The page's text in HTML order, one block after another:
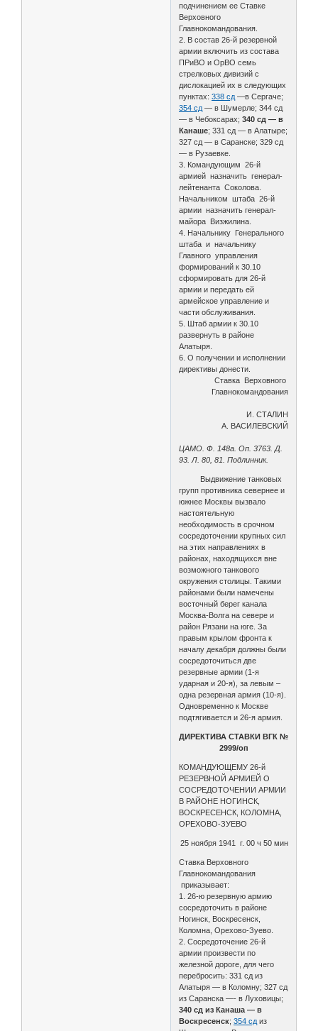
подчинением ее Ставке
Верховного
Главнокомандования.
2. В состав 26-й резервной
армии включить из состава
ПРиВО и ОрВО семь
стрелковых дивизий с
дислокацией их в следующих
пунктах:338 сд —в Сергаче;
354 сд — в Шумерле; 344 сд
— в Чебоксарах;340 сд — в
Канаше; 331 сд — в Алатыре;
327 сд — в Саранске; 329 сд
— в Рузаевке.
3. Командующим 26-й
армией назначить генерал-
лейтенанта Соколова.
Начальником штаба 26-й
армии назначить генерал-
майора Визжилина.
4. Начальнику Генерального
штаба и начальнику
Главного управления
формирований к 30.10
сформировать для 26-й
армии и передать ей
армейское управление и
части обслуживания.
5. Штаб армии к 30.10
развернуть в районе
Алатыря.
6. О получении и исполнении
директивы донести.
Ставка Верховного
Главнокомандования
И. СТАЛИН
А. ВАСИЛЕВСКИЙ
ЦАМО. Ф. 148а. Оп. 3763. Д.
93. Л. 80, 81. Подлинник.
Выдвижение танковых
групп противника севернее и
южнее Москвы вызвало
настоятельную
необходимость в срочном
сосредоточении крупных сил
на этих направлениях в
районах, находящихся вне
возможного танкового
окружения столицы. Такими
районами были намечены
восточный берег канала
Москва-Волга на севере и
район Рязани на юге. За
правым крылом фронта к
началу декабря должны были
сосредоточиться две
резервные армии (1-я
ударная и 20-я), за левым –
одна резервная армия (10-я).
Одновременно к Москве
подтягивается и 26-я армия.
ДИРЕКТИВА СТАВКИ ВГК №
2999/оп
КОМАНДУЮЩЕМУ 26-й
РЕЗЕРВНОЙ АРМИЕЙ О
СОСРЕДОТОЧЕНИИ АРМИИ
В РАЙОНЕ НОГИНСК,
ВОСКРЕСЕНСК, КОЛОМНА,
ОРЕХОВО-ЗУЕВО
25 ноября 1941 г. 00 ч 50 мин
Ставка Верховного
Главнокомандования
приказывает:
1. 26-ю резервную армию
сосредоточить в районе
Ногинск, Воскресенск,
Коломна, Орехово-Зуево.
2. Сосредоточение 26-й
армии произвести по
железной дороге, для чего
перебросить: 331 сд из
Алатыря — в Коломну; 327 сд
из Саранска —- в Луховицы;
340 сд из Канаша — в
Воскресенск;354 сд из